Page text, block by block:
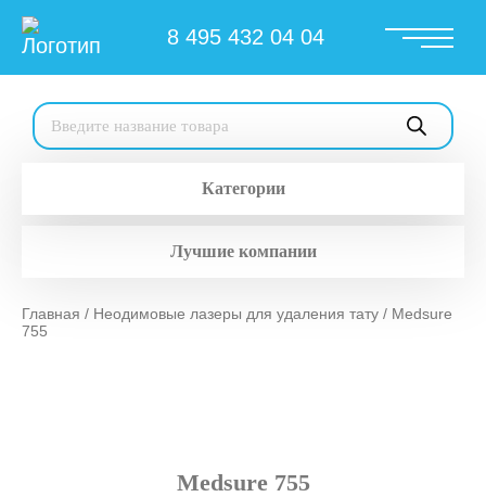
8 495 432 04 04
Поиск
товаров
Категории
Лучшие компании
Главная / Неодимовые лазеры для удаления тату / Medsure
755
Medsure 755